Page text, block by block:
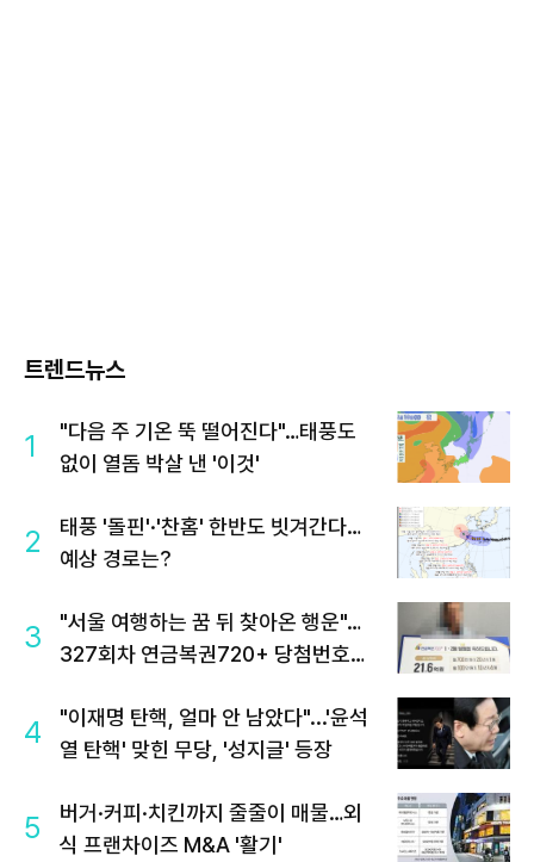
트렌드뉴스
1
"다음 주 기온 뚝 떨어진다"…태풍도
없이 열돔 박살 낸 '이것'
2
태풍 '돌핀'·'찬홈' 한반도 빗겨간다…
예상 경로는?
3
"서울 여행하는 꿈 뒤 찾아온 행운"…
327회차 연금복권720+ 당첨번호조
4
"이재명 탄핵, 얼마 안 남았다"...'윤석
열 탄핵' 맞힌 무당, '성지글' 등장
5
버거·커피·치킨까지 줄줄이 매물…외
식 프랜차이즈 M&A '활기'